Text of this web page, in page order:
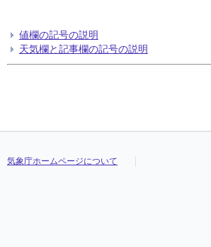
24
24
24
24
値欄の記号の説明
天気欄と記事欄の記号の説明
気象庁ホームページについて